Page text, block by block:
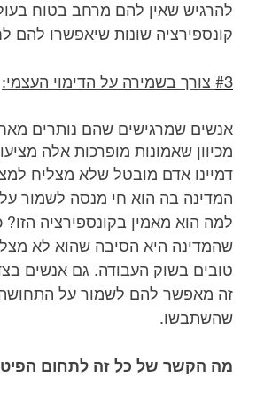
להרגיש שאין להם מרחב בטוח
קונספירציה שונות שיאפשרו להם
#3 צורך בשמירה על הדימוי העצמי:
אנשים שמרגישים שהם נותרים
מכיוון שאמונות מופרכות אלה
דמיינו אדם מובטל שלא מצליח
המדינה בה הוא חי מנסה לשמור
למה הוא מאמין בקונספירציה
שהמדינה היא הסיבה שהוא לא
טובים בשוק העבודה. גם אנשים
זה מאפשר להם לשמור על
שהשתבשו.
מה הקשר של כל זה לתחום